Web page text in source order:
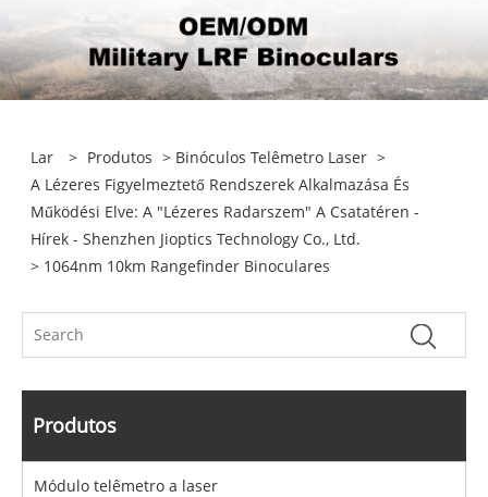
Lar > Produtos > Binóculos Telêmetro Laser >
A Lézeres Figyelmeztető Rendszerek Alkalmazása És
Működési Elve: A "lézeres Radarszem" A Csatatéren -
Hírek - Shenzhen Jioptics Technology Co., Ltd.
> 1064nm 10km Rangefinder Binoculares
Produtos
Módulo telêmetro a laser